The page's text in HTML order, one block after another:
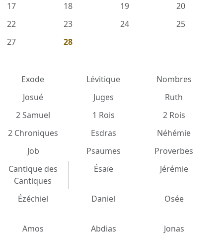
17 18 19
20
22 23 24
25
27
28
Exode Lévitique
Nombres
Josué Juges
Ruth
2 Samuel 1 Rois
2 Rois
2 Chroniques Esdras
Néhémie
Job Psaumes
Proverbes
Cantique des
Cantiques
Ésaïe Jérémie
Ézéchiel Daniel Osée
Amos Abdias
Jonas